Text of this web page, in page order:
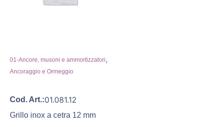
01-Ancore, musoni e ammortizzatori,
Ancoraggio e Ormeggio
Cod. Art.:01.081.12
Grillo inox a cetra 12 mm